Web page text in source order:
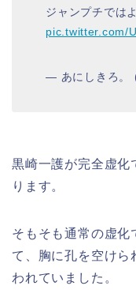
ジャンプチでは
pic.twitter.com/
— あにしきろ。
黒崎一護が完全虚化
ります。
そもそも通常の虚化
て、胸に孔を空けら
われていました。